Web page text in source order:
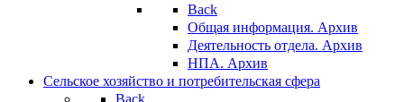
Back
Общая информация. Архив
Деятельность отдела. Архив
НПА. Архив
Сельское хозяйство и потребительская сфера
Back